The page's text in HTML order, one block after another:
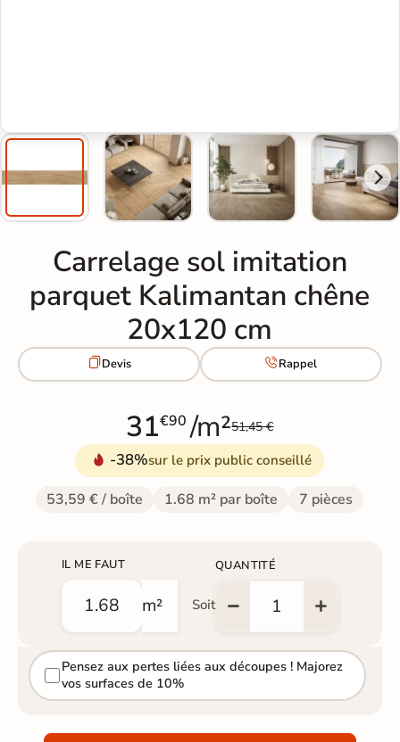
Carrelage sol imitation
parquet Kalimantan chêne
20x120 cm
Devis Rappel
31€90 /m²51,45 €
-38%sur le prix public conseillé
53,59 € / boîte 1.68 m² par boîte 7 pièces
IL ME FAUT
m² Soit
QUANTITÉ
Pensez aux pertes liées aux découpes ! Majorez
vos surfaces de 10%